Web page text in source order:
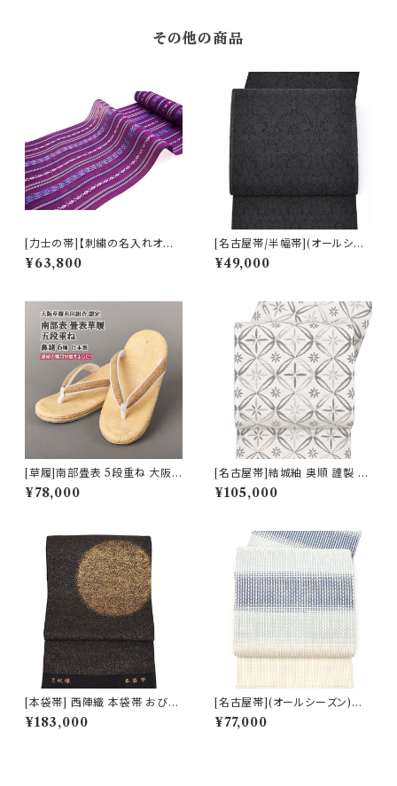
その他の商品
[力士の帯]【刺繍の名入れオプ
ション有】博多帯(夏用) 黒木織
物 謹製 紗献上『夏紫』五献上柄
¥63,800
[名古屋帯/半幅帯](オールシー
ズン)西陣織機屋 謹製 墨黒 華
装飾文様 九寸帯 正絹 日本製
¥49,000
[草履]南部畳表 5段重ね 大阪
草履共同組合 認定 日本製(商
品番号:14901)
¥78,000
[名古屋帯]結城紬 奥順 謹製 型
紙捺染絣 七宝文様 八寸帯 正絹
日本製(商品番号:22495)
¥105,000
[本袋帯] 西陣織 本袋帯 おび工
房たなか 謹製 夜空の月文様 砂
子金帯 正絹 日本製(商品番号:1
¥183,000
[名古屋帯](オールシーズン)米
沢 近賢織物 謹製 蜃気楼 オー
ロラ 八寸帯 絹×和紙 日本製(商
¥77,000